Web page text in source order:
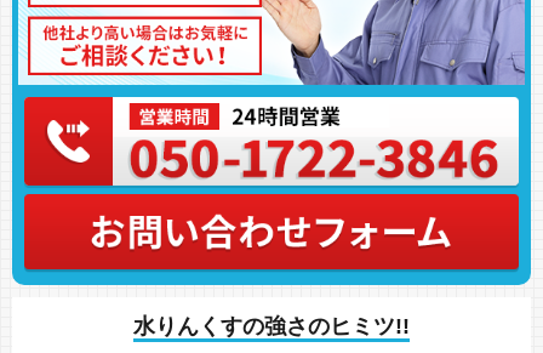
水りんくすの強さのヒミツ!!